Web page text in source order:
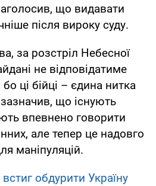
що видавати
після вироку суду.
за розстріл Небесної
не відповідатиме
ці бійці – єдина нитка
що існують
впевнено говорити
але тепер це надовго
маніпуляцій.
обдурити Україну